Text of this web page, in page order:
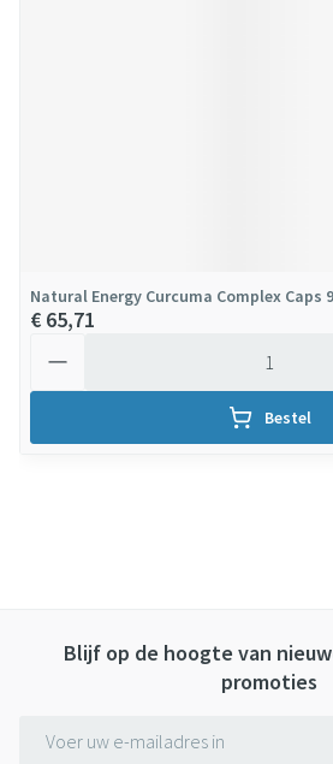
Natural Energy Curcuma Complex Caps
€ 65,71
Bestel
Blijf op de hoogte van
promoties